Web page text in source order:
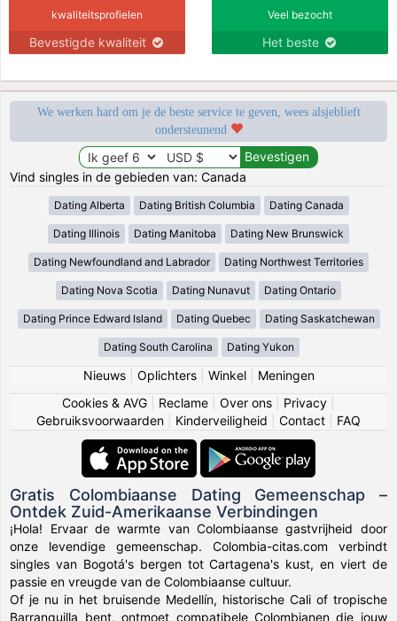
kwaliteitsprofielen
Bevestigde kwaliteit
Veel bezocht
Het beste
We werken hard om je de beste service te geven, wees alsjeblieft
ondersteunend
Vind singles in de gebieden van: Canada
Dating Alberta Dating British Columbia Dating Canada
Dating Illinois Dating Manitoba Dating New Brunswick
Dating Newfoundland and Labrador Dating Northwest Territories
Dating Nova Scotia Dating Nunavut Dating Ontario
Dating Prince Edward Island Dating Quebec Dating Saskatchewan
Dating South Carolina Dating Yukon
Nieuws| Oplichters| Winkel| Meningen
Cookies & AVG
Reclame Over ons Privacy
Gebruiksvoorwaarden
Kinderveiligheid Contact FAQ
Gratis Colombiaanse Dating Gemeenschap –
Ontdek Zuid-Amerikaanse Verbindingen
¡Hola! Ervaar de warmte van Colombiaanse gastvrijheid door
onze levendige gemeenschap. Colombia-citas.com verbindt
singles van Bogotá's bergen tot Cartagena's kust, en viert de
passie en vreugde van de Colombiaanse cultuur.
Of je nu in het bruisende Medellín, historische Cali of tropische
Barranquilla bent, ontmoet compatibele Colombianen die jouw